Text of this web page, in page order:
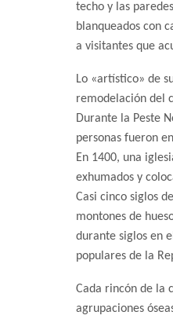
techo y las
blanqueados con
a visitantes que
Lo «artístico» de
remodelación del
Durante la Peste
personas fueron
En 1400, una
exhumados y
Casi cinco siglos
montones de
durante siglos en
populares de la
Cada rincón de la
agrupaciones